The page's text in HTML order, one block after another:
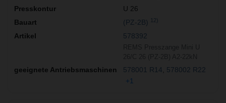
U 26
(PZ-2B)
12)
578392
578001 R14
578002 R22
+1